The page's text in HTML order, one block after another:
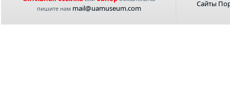
пишите нам mail@uamuseum.com
Сайты